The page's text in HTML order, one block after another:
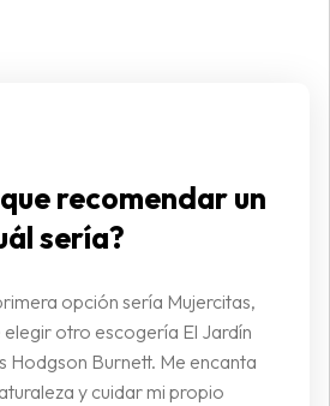
recomendar un
sería?
opción sería Mujercitas,
elegir otro escogería El Jardín
Hodgson Burnett. Me encanta
y cuidar mi propio